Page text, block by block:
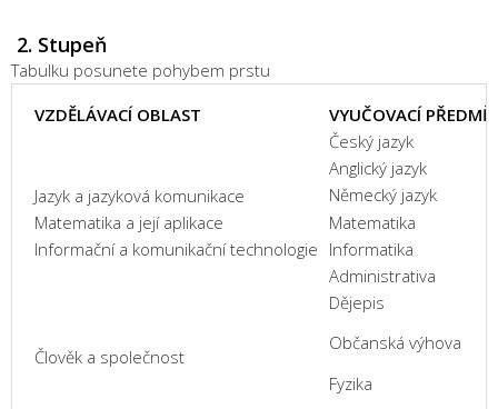
2. Stupeň
Tabulku posunete pohybem prstu
VZDĚLÁVACÍ OBLAST
VYUČOVACÍ
Jazyk a jazyková komunikace
Český jazyk
Anglický jazyk
Německý jazyk
Matematika a její aplikace
Matematika
Informační a komunikační technologie Informatika
Administrativa
Člověk a společnost
Dějepis
Občanská výhova
Fyzika